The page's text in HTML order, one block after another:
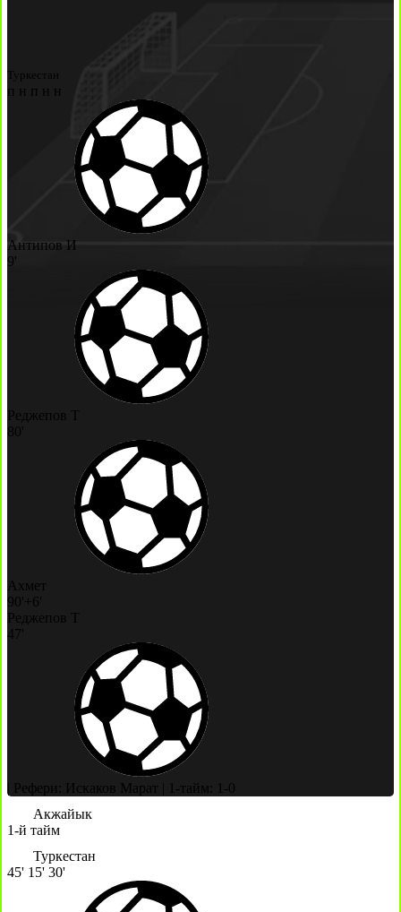
Туркестан
п н п н н
Антипов И
9'
Реджепов Т
80'
Ахмет
90'+6'
Реджепов Т
47'
Рефери: Искаков Марат
1-тайм: 1-0
Акжайык
1-й тайм
Туркестан
45' 15' 30'